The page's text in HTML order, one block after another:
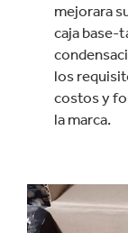
mejorara
caja base-
los
costos y
la marca.